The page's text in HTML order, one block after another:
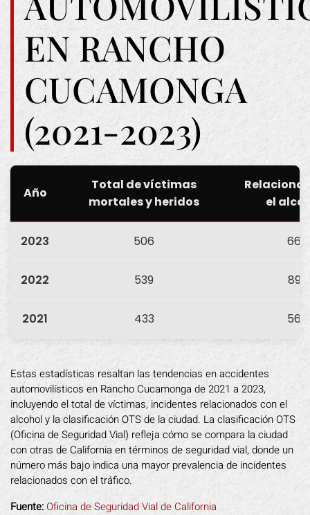
EN RANCHO
CUCAMONGA
(2021-2023)
Año
Total de víctimas
mortales y heridos
el
2023 506 66
2022 539 89
2021 433 56
Estas estadísticas resaltan las tendencias en accidentes
automovilísticos en Rancho Cucamonga de 2021 a 2023,
incluyendo el total de víctimas, incidentes relacionados con el
alcohol y la clasificación OTS de la ciudad. La clasificación OTS
(Oficina de Seguridad Vial) refleja cómo se compara la ciudad
con otras de California en términos de seguridad vial, donde un
número más bajo indica una mayor prevalencia de incidentes
relacionados con el tráfico.
Fuente: Oficina de Seguridad Vial de California